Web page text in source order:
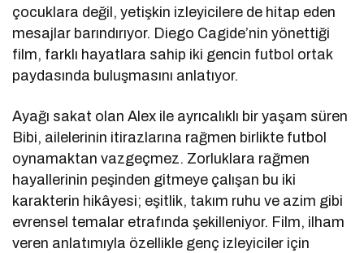
çocuklara değil, yetişkin izleyicilere de hitap eden
mesajlar barındırıyor. Diego Cagide’nin yönettiği
film, farklı hayatlara sahip iki gencin futbol ortak
paydasında buluşmasını anlatıyor.
Ayağı sakat olan Alex ile ayrıcalıklı bir yaşam süren
Bibi, ailelerinin itirazlarına rağmen birlikte futbol
oynamaktan vazgeçmez. Zorluklara rağmen
hayallerinin peşinden gitmeye çalışan bu iki
karakterin hikâyesi; eşitlik, takım ruhu ve azim gibi
evrensel temalar etrafında şekilleniyor. Film, ilham
veren anlatımıyla özellikle genç izleyiciler için